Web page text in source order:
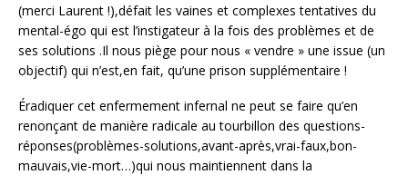
(merci Laurent !),défait les vaines et complexes tentatives du
mental-égo qui est l’instigateur à la fois des problèmes et de
ses solutions .Il nous piège pour nous « vendre » une issue (un
objectif) qui n’est,en fait, qu’une prison supplémentaire !
Éradiquer cet enfermement infernal ne peut se faire qu’en
renonçant de manière radicale au tourbillon des questions-
réponses(problèmes-solutions,avant-après,vrai-faux,bon-
mauvais,vie-mort…)qui nous maintiennent dans la